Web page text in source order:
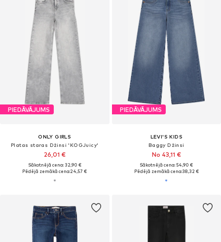
PIEDĀVĀJUMS
ONLY GIRLS
Platas staras Džinsi 'KOGJuicy'
26,01 €
Sākotnējā cena: 32,90 €
Pēdējā zemākā cena:24,57 €
PIEDĀVĀJUMS
LEVI'S KIDS
Baggy Džinsi
No 43,11 €
Sākotnējā cena: 54,90 €
Pēdējā zemākā cena:38,32 €